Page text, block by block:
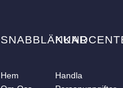
SNABBLÄNKAR
Hem
Handla